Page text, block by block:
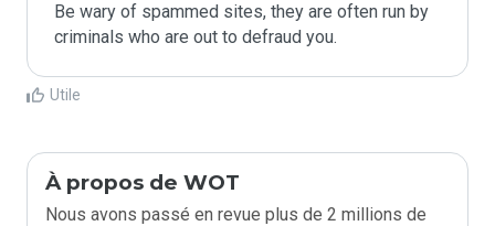
Be wary of spammed sites, they are often run by
criminals who are out to defraud you.
Utile
À propos de WOT
Nous avons passé en revue plus de 2 millions de